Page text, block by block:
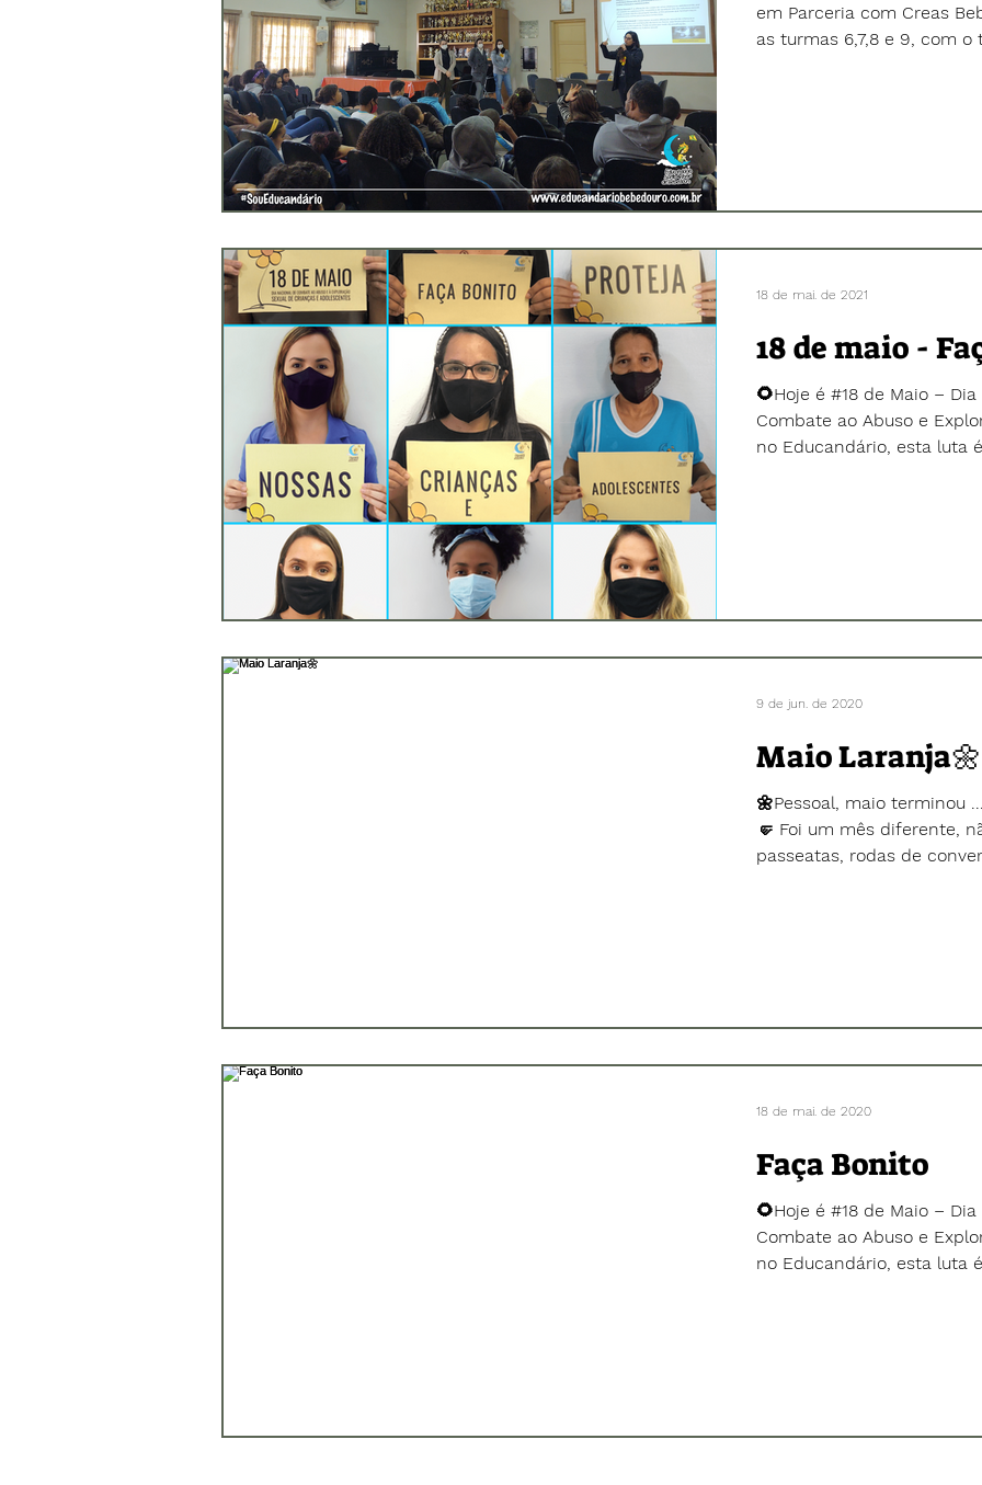
em Parceria com Creas Bebedouro uma
as turmas 6,7,8 e 9, com o
18 de maio -
🌻Hoje é #18 de Maio –
Combate ao Abuso e
no Educandário, esta luta
18 de mai. de 2021
Maio Laranja🌼
🌼Pessoal, maio terminou
🤛 Foi um mês diferente,
passeatas, rodas de
9 de jun. de 2020
Faça Bonito
🌻Hoje é #18 de Maio –
Combate ao Abuso e
no Educandário, esta luta
18 de mai. de 2020